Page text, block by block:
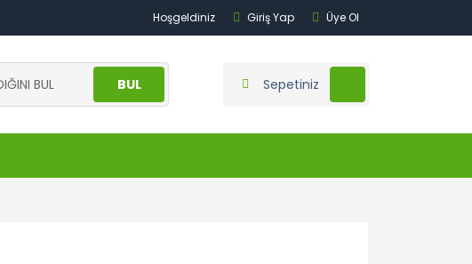
Hoşgeldiniz Giriş Yap Üye Ol
BUL Sepetiniz